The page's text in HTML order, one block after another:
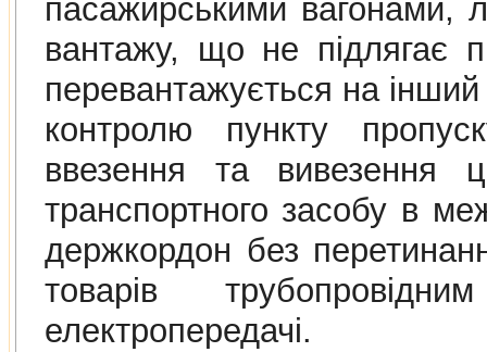
пасажирськими вагонами,
вантажу, що не пiдлягає
перевантажується на
контролю пункту
ввезення та вивезення
транспортного засобу в
держкордон без
товарiв
електропередачi.